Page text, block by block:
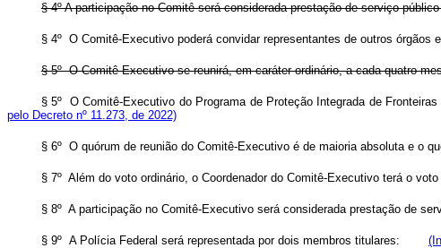
§ 4º A participação no Comitê será considerada prestação de serviço
§ 4º O Comitê-Executivo poderá convidar representantes de outros
§ 5º O Comitê-Executivo se reunirá, em caráter ordinário, a cada quatro
§ 5º O Comitê-Executivo do Programa de Proteção Integrada de
pelo Decreto nº 11.273, de 2022)
§ 6º O quórum de reunião do Comitê-Executivo é de maioria absoluta e o
§ 7º Além do voto ordinário, o Coordenador do Comitê-Executivo terá o
§ 8º A participação no Comitê-Executivo será considerada prestação de
§ 9º A Polícia Federal será representada por dois membros titulares: